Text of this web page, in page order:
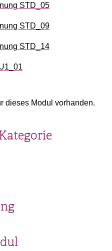
STD_05
STD_09
STD_14
dieses Modul vorhanden.